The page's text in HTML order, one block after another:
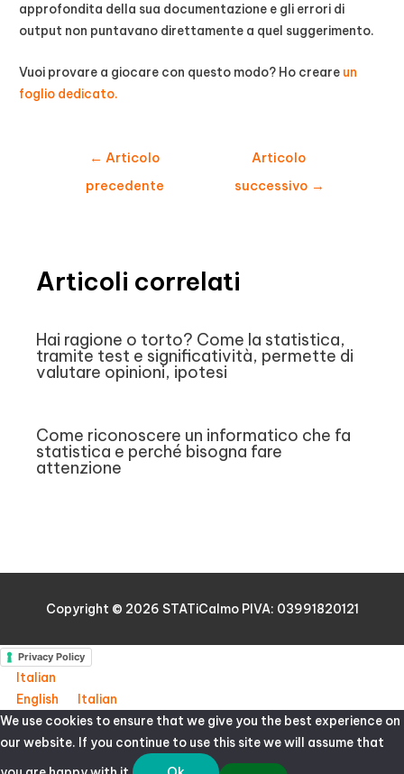
approfondita della sua documentazione e gli errori di
output non puntavano direttamente a quel suggerimento.
Vuoi provare a giocare con questo modo? Ho creare un
foglio dedicato.
Navigazione
← Articolo
precedente
Articolo
successivo →
Articoli correlati
Hai ragione o torto? Come la statistica,
tramite test e significatività, permette di
valutare opinioni, ipotesi
Come riconoscere un informatico che fa
statistica e perché bisogna fare
attenzione
Copyright © 2026 STATiCalmoPIVA: 03991820121
Privacy Policy
Italian
English
Italian
We use cookies to ensure that we give you the best experience on
our website. If you continue to use this site we will assume that